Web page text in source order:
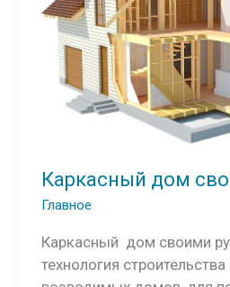
Каркасный дом
Главное
Каркасный дом своими
технология